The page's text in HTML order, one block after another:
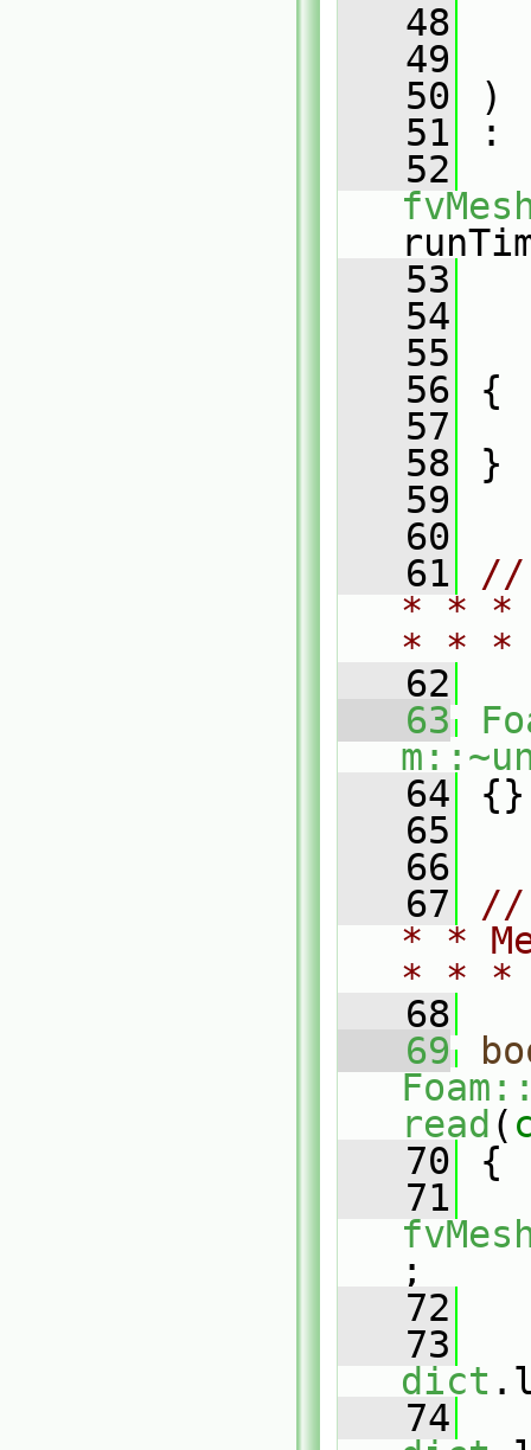
   48
   49
   50
)
   51
:
   52
   53
   54
   55
   56
{
   57
   58
}
   59
   60
   61
//
* * *
* *
   62
   63
   64
{}
   65
   66
   67
//
* *
* *
   68
   69
read (
   70
{
   71
;
   72
   73
dict
   74